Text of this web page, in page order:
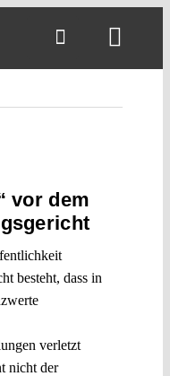
vor dem
besteht, dass in
verletzt
nicht der